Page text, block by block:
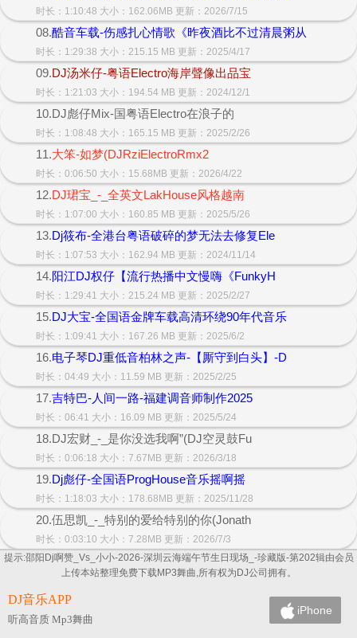
时长：1:10:48 大小：162.06MB 更新：2026/7/15
08.酷音车载-伤感扎心情歌《昨夜酒比不过清晨粥从
时长：1:29:38 大小：215.15 MB 更新：2025/4/17
09.DJ汤米仔-粤语Electro海岸聲像出品宝
时长：1:21:03 大小：194.54 MB 更新：2024/12/1
10.DJ彪仔Mix-国粤语Electro在浪子的
时长：1:08:48 大小：165.15 MB 更新：2025/2/26
11.大笨-如梦(DJRziElectroRmx2
时长：0:06:50 大小：15.68MB 更新：2026/4/22
12.DJ珺宝_-_全英文LakHouse风格越南
时长：1:07:00 大小：160.85 MB 更新：2025/5/26
13.Dj筱布-全港台粤语破碎的梦无法去修复Ele
时长：1:07:53 大小：162.94 MB 更新：2024/11/14
14.阳江DJ权仔【流行热播中文慢嗨《FunkyH
时长：1:29:41 大小：215.24 MB 更新：2025/2/27
15.DJ大宝-全国语金牌车载高清环绕90年代音乐
时长：1:09:41 大小：167.26 MB 更新：2025/6/2
16.电子琴DJ重低音柏林之声-【厮守到白头】-D
时长：04:49 大小：11.59 MB 更新：2025/2/25
17.吉特巴-人间一路-福建调音师制作2025
时长：06:41 大小：16.09 MB 更新：2025/5/24
18.DJ宏财_-_是你没选我啊”(DJ空灵鼓Fu
时长：0:06:18 大小：7.67MB 更新：2026/3/18
19.Dj彪仔-全国语ProgHouse音乐摇啊摇
时长：1:18:03 大小：178.68MB 更新：2025/11/28
20.伍思凯_-_特别的爱给特别的你(Jonath
时长：0:03:10 大小：7.28MB 更新：2026/7/3
提示:邵阳Dj啊赞_Vs_小小-2026-深圳云海端午节生日现场_-珍藏版-第202辑由会员
上传本站整理免费下载MP3舞曲,所有权为DJ公司拥有。
DJ音乐APP
听高音质 Mp3舞曲
iPhone